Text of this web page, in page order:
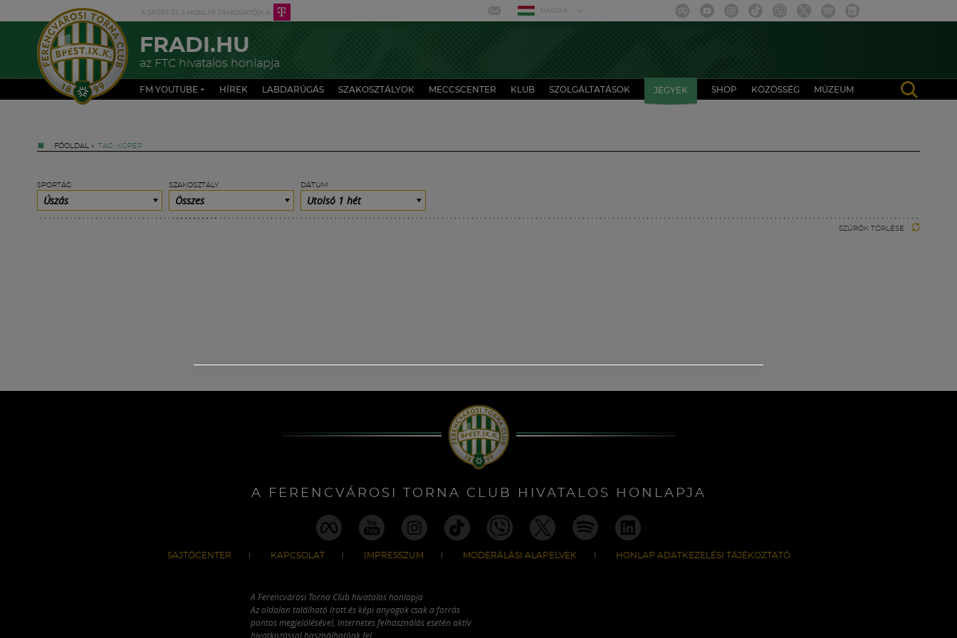
MAGYAR
FRADI.HU
az FTC hivatalos honlapja
FM YOUTUBE + HÍREK LABDARÚGÁS SZAKOSZTÁLYOK MECCSCENTER KLUB SZOLGÁLTATÁSOK JEGYEK SHOP KÖZÖSSÉG MÚZEUM
FŐOLDAL » TAG: KOPER
SPORTÁG
Úszás
SZAKOSZTÁLY
Összes
DÁTUM
Utolsó 1 hét
SZŰRŐK TÖRLÉSE
A FERENCVÁROSI TORNA CLUB HIVATALOS HONLAPJA
SAJTÓCENTER KAPCSOLAT IMPRESSZUM MODERÁLÁSI ALAPELVEK HONLAP ADATKEZELÉSI TÁJÉKOZTATÓ
A Ferencvárosi Torna Club hivatalos honlapja
Az oldalon található írott és képi anyagok csak a forrás
pontos megjelölésével, internetes felhasználás esetén aktív
hivatkozással használhatóak fel.